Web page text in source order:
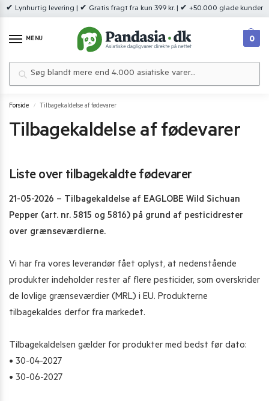
✔ Lynhurtig levering | ✔ Gratis fragt fra kun 399 kr. | ✔ +50.000 glade kunder
MENU 0
Forside / Tilbagekaldelse af fødevarer
Tilbagekaldelse af fødevarer
Liste over tilbagekaldte fødevarer
21-05-2026 – Tilbagekaldelse af EAGLOBE Wild Sichuan
Pepper (art. nr. 5815 og 5816) på grund af pesticidrester
over grænseværdierne.
Vi har fra vores leverandør fået oplyst, at nedenstående
produkter indeholder rester af flere pesticider, som overskrider
de lovlige grænseværdier (MRL) i EU. Produkterne
tilbagekaldes derfor fra markedet.
Tilbagekaldelsen gælder for produkter med bedst før dato:
• 30-04-2027
• 30-06-2027